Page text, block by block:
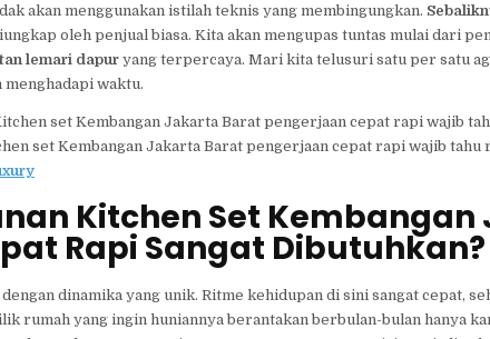
akan menggunakan istilah teknis yang membingungkan.
oleh penjual biasa. Kita akan mengupas tuntas mulai dari
lemari dapuryang terpercaya. Mari kita telusuri satu per satu
waktu.
set Kembangan Jakarta Barat pengerjaan cepat rapi wajib tahu
Kitchen Set
Rapi Sangat Dibutuhkan?
dinamika yang unik. Ritme kehidupan di sini sangat cepat,
rumah yang ingin huniannya berantakan berbulan-bulan hanya